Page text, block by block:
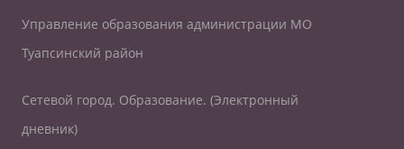
Управление образования администрации МО
Туапсинский район
Сетевой город. Образование. (Электронный
дневник)